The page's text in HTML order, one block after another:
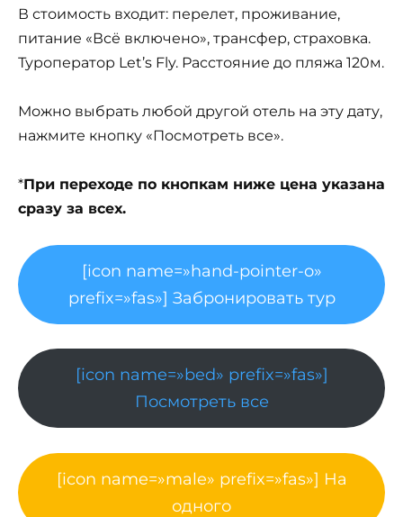
В стоимость входит: перелет, проживание,
питание «Всё включено», трансфер, страховка.
Туроператор Let’s Fly. Расстояние до пляжа 120м.
Можно выбрать любой другой отель на эту дату,
нажмите кнопку «Посмотреть все».
*При переходе по кнопкам ниже цена указана
сразу за всех.
[icon name=»hand-pointer-o»
prefix=»fas»] Забронировать тур
[icon name=»bed» prefix=»fas»]
Посмотреть все
[icon name=»male» prefix=»fas»] На
одного